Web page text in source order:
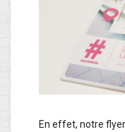
En effet, notre